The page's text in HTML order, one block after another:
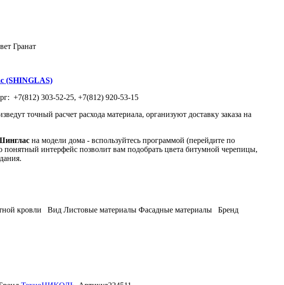
Гранат
(SHINGLAS)
+7(812) 303-52-25, +7(812) 920-53-15
точный расчет расхода материала, организуют доставку заказа на
на модели дома - вспользуйтесь программой (перейдите по
интерфейс позволит вам подобрать цвета битумной черепицы,
кровли Вид Листовые материалы Фасадные материалы
Бренд